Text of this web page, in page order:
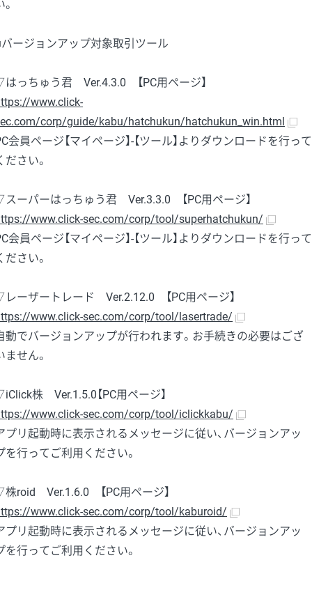
ージョンアップ対象取引ツール
っちゅう君 Ver.4.3.0 【PC用ページ】
www.click-
corp/guide/kabu/hatchukun/hatchukun_win.html
会員ページ【マイページ】-【ツール】よりダウンロードを行って
ださい。
ーパーはっちゅう君 Ver.3.3.0 【PC用ページ】
www.click-sec.com/corp/tool/superhatchukun/
会員ページ【マイページ】-【ツール】よりダウンロードを行って
ださい。
ーザートレード Ver.2.12.0 【PC用ページ】
www.click-sec.com/corp/tool/lasertrade/
動でバージョンアップが行われます。お手続きの必要はござ
ません。
株 Ver.1.5.0【PC用ページ】
www.click-sec.com/corp/tool/iclickkabu/
プリ起動時に表示されるメッセージに従い、バージョンアッ
を行ってご利用ください。
roid Ver.1.6.0 【PC用ページ】
www.click-sec.com/corp/tool/kaburoid/
プリ起動時に表示されるメッセージに従い、バージョンアッ
を行ってご利用ください。